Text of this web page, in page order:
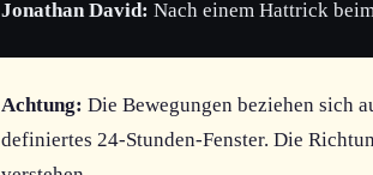
Jonathan David: Nach einem Hattrick
Achtung: Die Bewegungen beziehen sich
definiertes 24-Stunden-Fenster. Die